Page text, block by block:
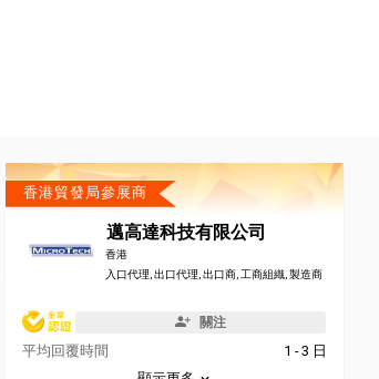
香港貿發局參展商
邁高達科技有限公司
香港
入口代理, 出口代理, 出口商, 工商組織, 製造商
關注
平均回覆時間
1 - 3 日